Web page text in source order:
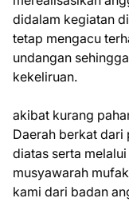
didalam kegiatan
tetap mengacu
undangan
kekeliruan.
akibat kurang
Daerah berkat dari
diatas serta
musyawarah
kami dari badan